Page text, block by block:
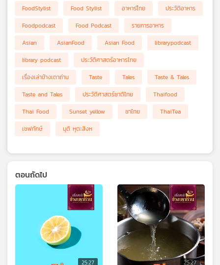
FoodStylist
Food Stylist อาหารไืทย
ประวัติอาหาร
Foodpodcast
Food Podcast
รายการอาหาร
Asian
AsianFood Asian Food
librarypodcast
library podcast
ประวัติศาสตร์อาหารไทย
เรื่องเล่าข้างเตาถ่าน
Taste Tales
Taste & Tales
Taste and Tales
ประวัติศาสตร์ชาติไทย
Thaifood
Thai Food
Sunset yellow ชาไทย
ThaiTea
เชฟทักษ์
นุติ หุตะสิงห
ตอนถัดไป
25:27 25:27